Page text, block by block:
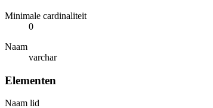
Minimale cardinaliteit
0
Naam
varchar
Elementen
Naam lid